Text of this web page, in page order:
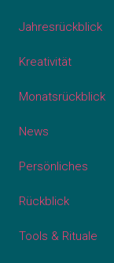
Jahresrückblick
Kreativität
Monatsrückblick
News
Persönliches
Rückblick
Tools & Rituale